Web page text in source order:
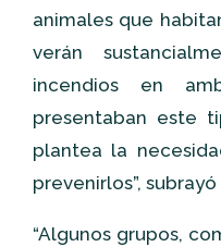
animales que
verán
incendios en
presentaban este
plantea la
prevenirlos”,
“Algunos grupos,